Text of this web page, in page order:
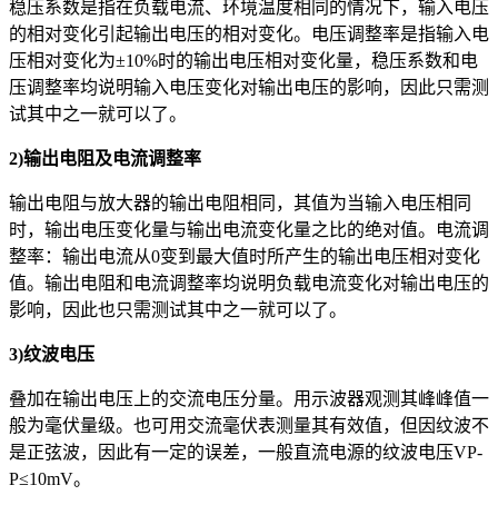
稳压系数是指在负载电流、环境温度相同的情况下，输入电压
的相对变化引起输出电压的相对变化。电压调整率是指输入电
压相对变化为±10%时的输出电压相对变化量，稳压系数和电
压调整率均说明输入电压变化对输出电压的影响，因此只需测
试其中之一就可以了。
2)输出电阻及电流调整率
输出电阻与放大器的输出电阻相同，其值为当输入电压相同
时，输出电压变化量与输出电流变化量之比的绝对值。电流调
整率：输出电流从0变到最大值时所产生的输出电压相对变化
值。输出电阻和电流调整率均说明负载电流变化对输出电压的
影响，因此也只需测试其中之一就可以了。
3)纹波电压
叠加在输出电压上的交流电压分量。用示波器观测其峰峰值一
般为毫伏量级。也可用交流毫伏表测量其有效值，但因纹波不
是正弦波，因此有一定的误差，一般直流电源的纹波电压VP-
P≤10mV。